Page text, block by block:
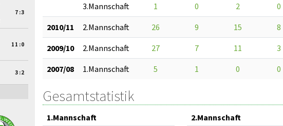
7:3
11:0
3:2
3.Mannschaft
1 0 2 0
2010/11 2.Mannschaft 26 9 15 8
2009/10 2.Mannschaft 27 7 11 3
2007/08 1.Mannschaft 5 1 0 0
Gesamtstatistik
1.Mannschaft
2.Mannschaft